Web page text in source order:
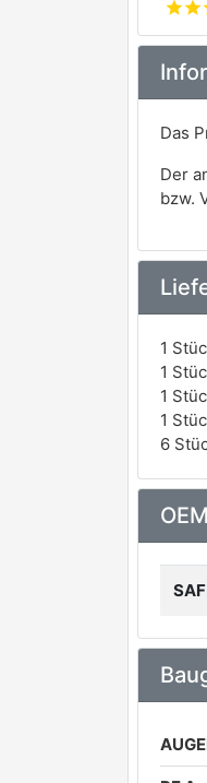
starstar
Das
Der
bzw.
1
1
1
1
6
SAF